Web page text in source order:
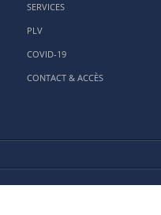
SERVICES
PLV
COVID-19
CONTACT & ACCÈS